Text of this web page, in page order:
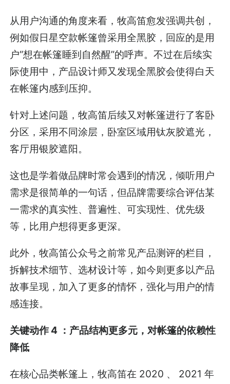
从用户沟通的角度来看，牧高笛愈发强调共创，
例如假日星空款帐篷曾采用全黑胶，回应的是用
户“想在帐篷睡到自然醒”的呼声。不过在后续实
际使用中，产品设计师又发现全黑胶会使得白天
在帐篷内感到压抑。
针对上述问题，牧高笛后续又对帐篷进行了客卧
分区，采用不同涂层，卧室区域用钛灰胶遮光，
客厅用银胶遮阳。
这也是学着做品牌时常会遇到的情况，倾听用户
需求是很简单的一句话，但品牌需要综合评估某
一需求的真实性、普遍性、可实现性、优先级
等，比用户想得更多更深。
此外，牧高笛公众号之前常见产品测评的栏目，
拆解技术细节、选材设计等，如今则更多以产品
故事呈现，加入了更多的情怀，强化与用户的情
感连接。
关键动作 4 ：产品结构更多元，对帐篷的依赖性
降低
在核心品类帐篷上，牧高笛在 2020 、 2021 年